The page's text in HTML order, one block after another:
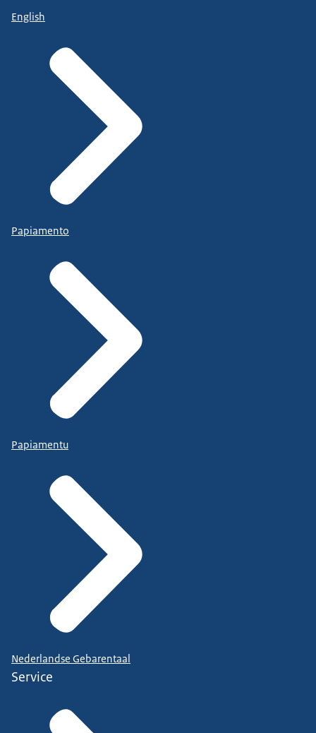
English
Papiamento
Papiamentu
Nederlandse Gebarentaal
Service